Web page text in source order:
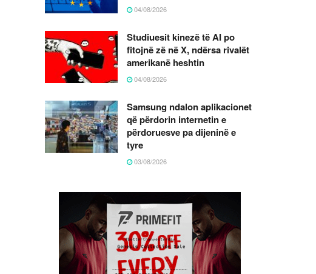
04/08/2026
Studiuesit kinezë të AI po
fitojnë zë në X, ndërsa rivalët
amerikanë heshtin
04/08/2026
Samsung ndalon aplikacionet
që përdorin internetin e
përdoruesve pa dijeninë e
tyre
03/08/2026